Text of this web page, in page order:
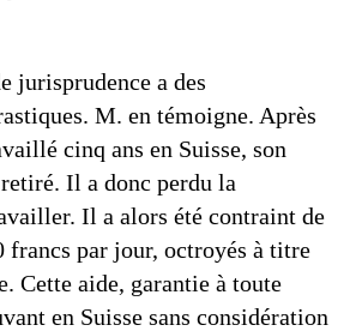
jurisprudence a des
M. en témoigne. Après
cinq ans en Suisse, son
Il a donc perdu la
Il a alors été contraint de
francs par jour, octroyés à titre
Cette aide, garantie à toute
en Suisse sans considération